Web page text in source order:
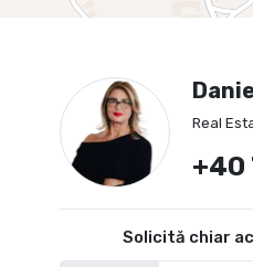
Real
+40
Solicită chiar